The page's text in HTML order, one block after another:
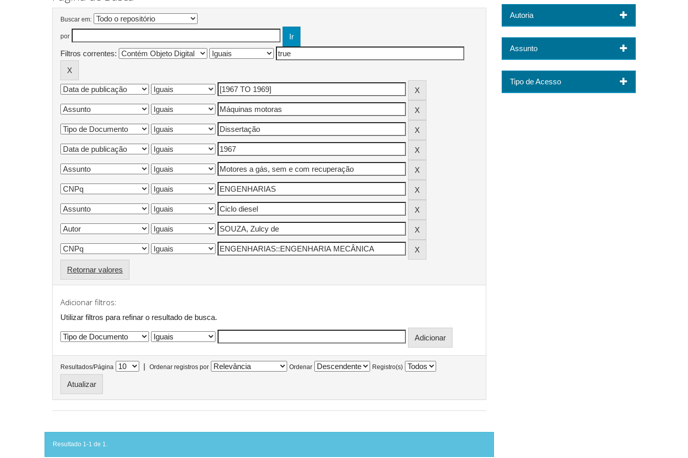
Buscar em:
por
Filtros correntes:
Retornar valores
Adicionar filtros:
Utilizar filtros para refinar o resultado de busca.
Resultados/Página | Ordenar registros por Ordenar Registro(s)
Resultado 1-1 de 1.
Autoria
Assunto
Tipo de Acesso